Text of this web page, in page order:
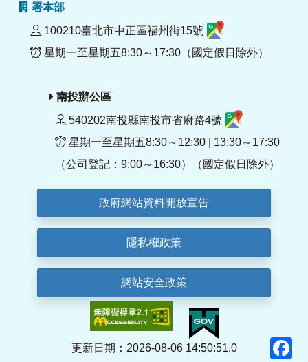
署本部
100210臺北市中正區福州街15號
星期一至星期五8:30～17:30（國定假日除外）
南投辦公區
540202南投縣南投市省府路4號
星期一至星期五8:30～12:30 | 13:30～17:30
（公司登記：9:00～16:30）（國定假日除外）
政府網站資料開放宣告
隱私權政策
網站安全政策
更新日期：2026-08-06 14:50:51.0